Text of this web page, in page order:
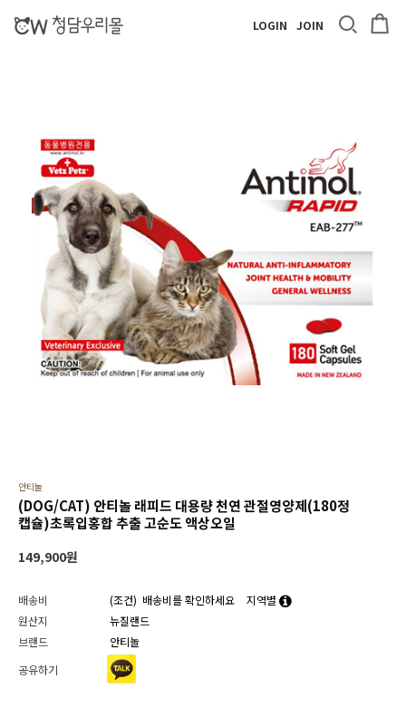
LOGIN JOIN
안티놀
(DOG/CAT) 안티놀 래피드 대용량 천연 관절영양제(180정
캡슐)초록입홍합 추출 고순도 액상오일
149,900원
배송비 (조건) 배송비를 확인하세요
지역별
원산지
뉴질랜드
브랜드
안티놀
공유하기